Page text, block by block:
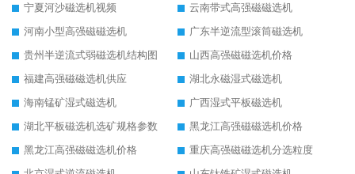
宁夏河沙磁选机视频
云南带式高强磁磁选机
河南小型高强磁磁选机
广东半逆流型滚筒磁选机
贵州半逆流式弱磁选机结构图
山西高强磁磁选机价格
福建高强磁磁选机供应
湖北永磁湿式磁选机
海南锰矿湿式磁选机
广西湿式平板磁选机
湖北平板磁选机选矿规格参数
黑龙江高强磁磁选机价格
黑龙江高强磁磁选机价格
重庆高强磁磁选机分选粒度